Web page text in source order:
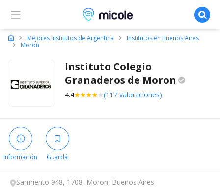
Micole, buscador de colegios
Mejores Institutos de Argentina
Institutos en Buenos Aires
Moron
Instituto Colegio
Granaderos de Moron
4.4 (117 valoraciones)
Información Guardá
Sarmiento 948, 1708, Moron, Buenos Aires.